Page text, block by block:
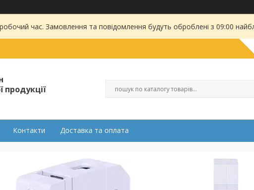
час. Замовлення та повідомлення будуть оброблені з 09:00
продукції
Контакти Доставка та оплата